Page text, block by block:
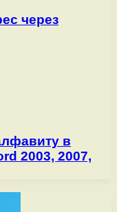
через
в
2003, 2007,